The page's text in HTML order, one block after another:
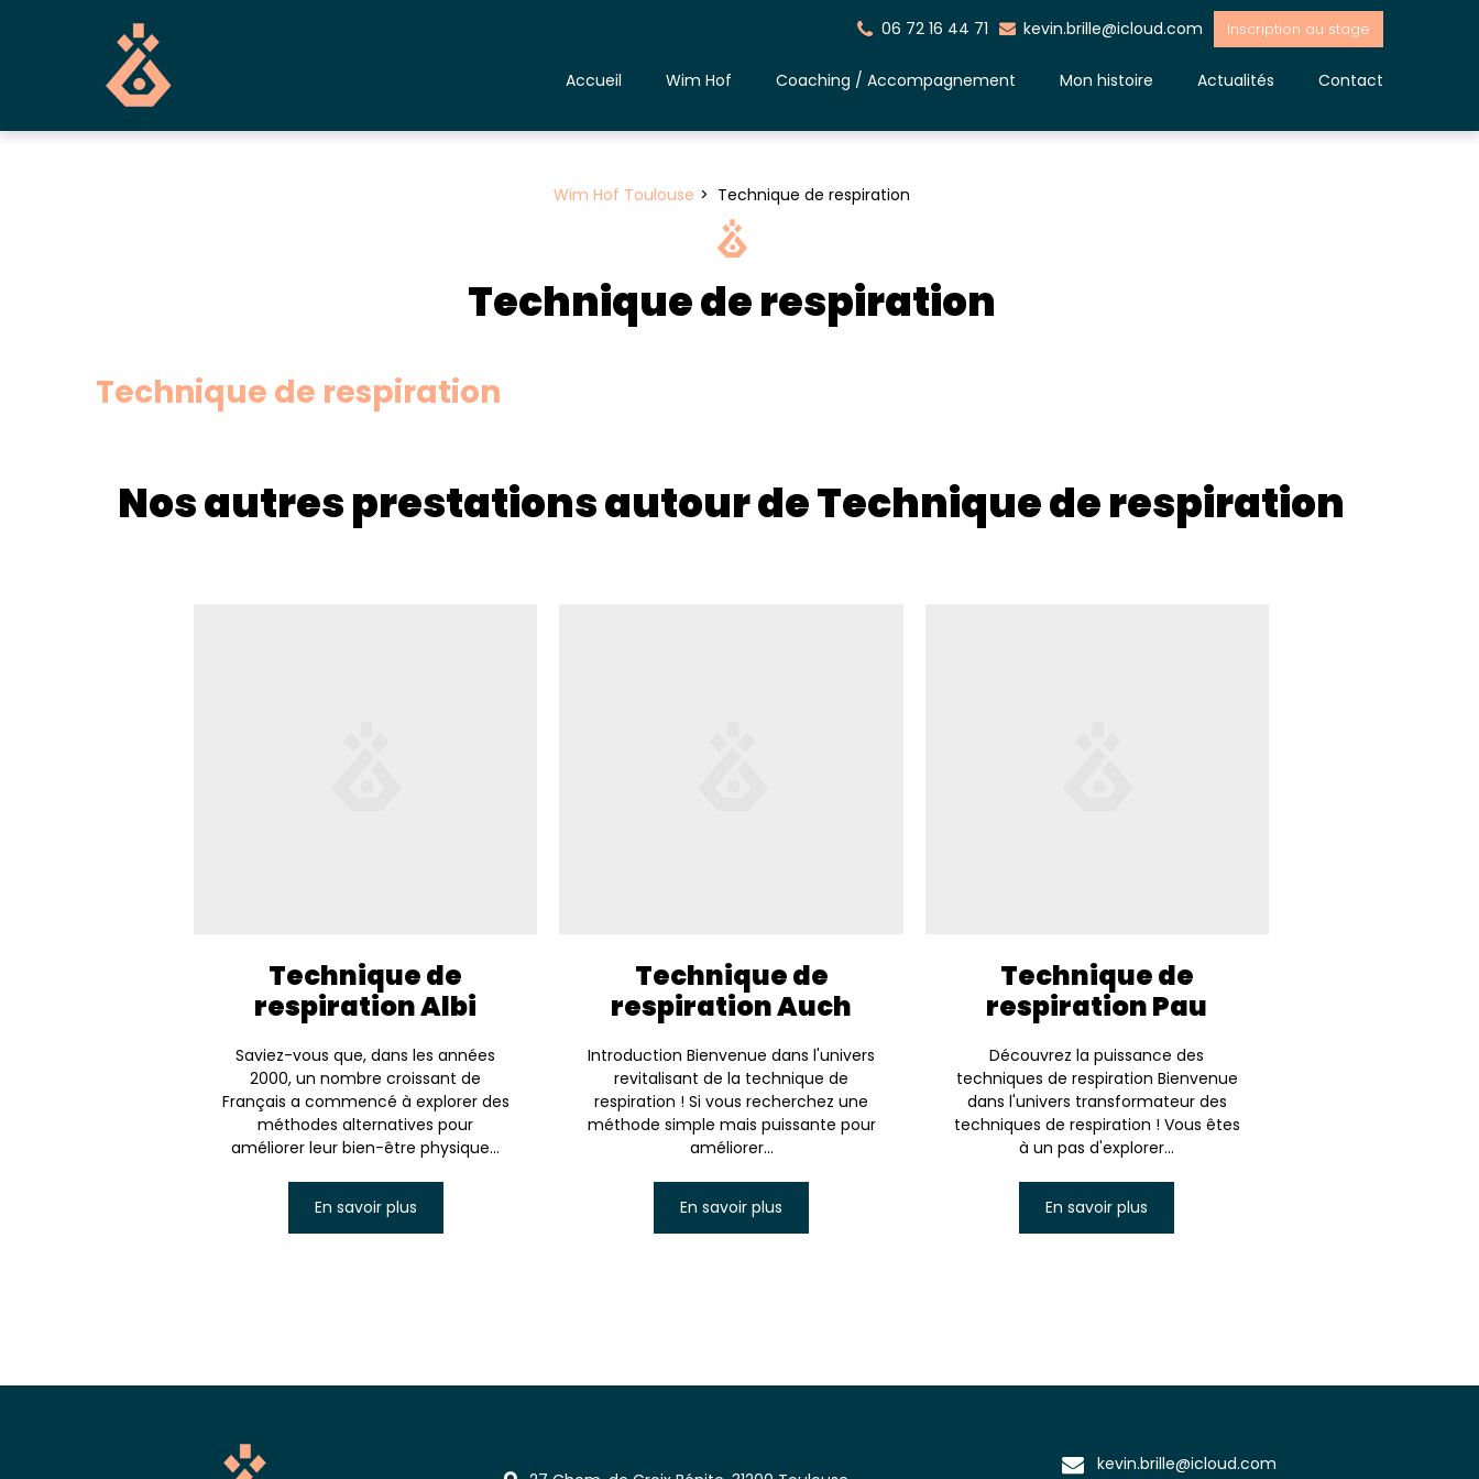
06 72 16 44 71 kevin.brille@icloud.com Inscription au stage
Accueil Wim Hof Coaching / Accompagnement Mon histoire Actualités Contact
Wim Hof Toulouse Technique de respiration
Technique de respiration
Technique de respiration
Nos autres prestations autour de Technique de respiration
Technique de
respiration Albi
Saviez-vous que, dans les années
2000, un nombre croissant de
Français a commencé à explorer des
méthodes alternatives pour
améliorer leur bien-être physique...
En savoir plus
Technique de
respiration Auch
Introduction Bienvenue dans l'univers
revitalisant de la technique de
respiration ! Si vous recherchez une
méthode simple mais puissante pour
améliorer...
En savoir plus
Technique de
respiration Pau
Découvrez la puissance des
techniques de respiration Bienvenue
dans l'univers transformateur des
techniques de respiration ! Vous êtes
à un pas d'explorer...
En savoir plus
kevin.brille@icloud.com